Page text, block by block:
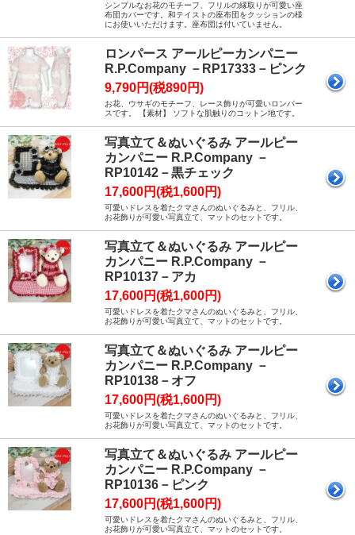
シンプルなお花のモチーフ、フリルの縁取りが可愛い座
布団カバーです。和テイストの座布団をクッションの様
にお使いいただけます。座布団は付いていません。
ロンパース アールピーカンパニー
R.P.Company －RP17333－ピンク
9,790円(税890円)
お花、ウサギのモチーフ、レース飾りが可愛いロンパー
スです。 【素材】 ソフトな肌触りのコットン地です。
写真立て＆ぬいぐるみ アールピー
カンパニー R.P.Company －
RP10142－黒チェック
17,600円(税1,600円)
可愛いドレスを着たクマさんのぬいぐるみと、フリル、
お花飾りが可愛い写真立て、マットのセットです。
写真立て＆ぬいぐるみ アールピー
カンパニー R.P.Company －
RP10137－アカ
17,600円(税1,600円)
可愛いドレスを着たクマさんのぬいぐるみと、フリル、
お花飾りが可愛い写真立て、マットのセットです。
写真立て＆ぬいぐるみ アールピー
カンパニー R.P.Company －
RP10138－オフ
17,600円(税1,600円)
可愛いドレスを着たクマさんのぬいぐるみと、フリル、
お花飾りが可愛い写真立て、マットのセットです。
写真立て＆ぬいぐるみ アールピー
カンパニー R.P.Company －
RP10136－ピンク
17,600円(税1,600円)
可愛いドレスを着たクマさんのぬいぐるみと、フリル、
お花飾りが可愛い写真立て、マットのセットです。